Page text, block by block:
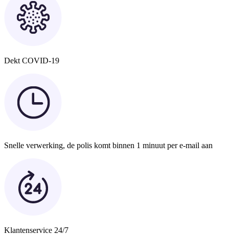
Dekt COVID-19
Snelle verwerking, de polis komt binnen 1 minuut per e-mail aan
Klantenservice 24/7